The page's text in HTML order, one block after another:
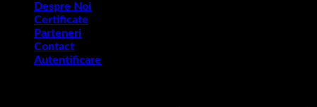
Despre Noi
Certificate
Parteneri
Contact
Autentificare